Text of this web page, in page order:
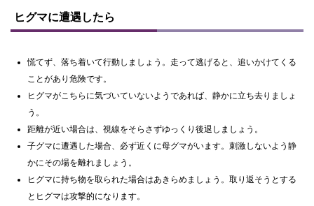
ッ
る
ヒグマに遭遇したら
慌てず、落ち着いて行動しましょう。走って逃げると、追いかけてくる
ことがあり危険です。
ヒグマがこちらに気づいていないようであれば、静かに立ち去りましょ
う。
距離が近い場合は、視線をそらさずゆっくり後退しましょう。
子グマに遭遇した場合、必ず近くに母グマがいます。刺激しないよう静
かにその場を離れましょう。
ヒグマに持ち物を取られた場合はあきらめましょう。取り返そうとする
とヒグマは攻撃的になります。